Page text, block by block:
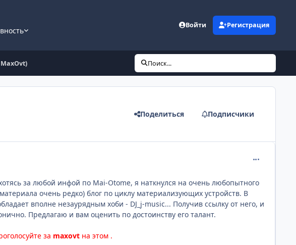
Войти Регистрация
MaxOvt) Поиск...
Поделиться Подписчики
за любой инфой по Mai-Otome, я наткнулся на очень любопытного
очень редко) блог по циклу материализующих устройств. В
вполне незаурядным хоби - DJ_j-music... Получив ссылку от него, и
Предлагаю и вам оценить по достоинству его талант.
за maxovt на этом .